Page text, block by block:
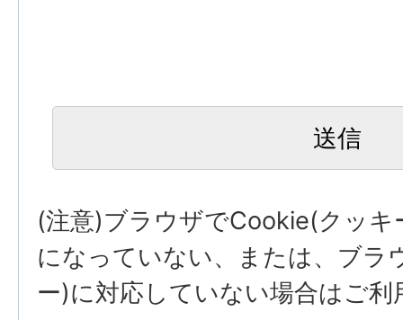
(注意)ブラウザでCookie(クッキ
になっていない、または、ブラ
ー)に対応していない場合はご利